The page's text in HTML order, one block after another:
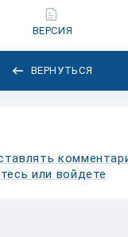
ВЕРНУТЬСЯ
ВЕРСИЯ
или войдете